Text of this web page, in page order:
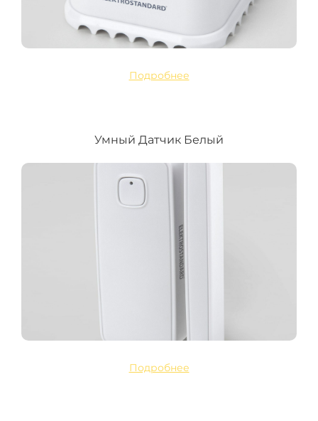
Подробнее
Умный Датчик Белый
Подробнее